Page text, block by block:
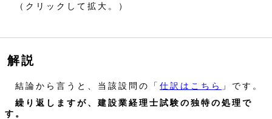
（クリックして拡大。）
解説
結論から言うと、当該設問の「 仕訳はこちら
」です。
繰り返しますが、建設業経理士試験の独特の処理で
す。